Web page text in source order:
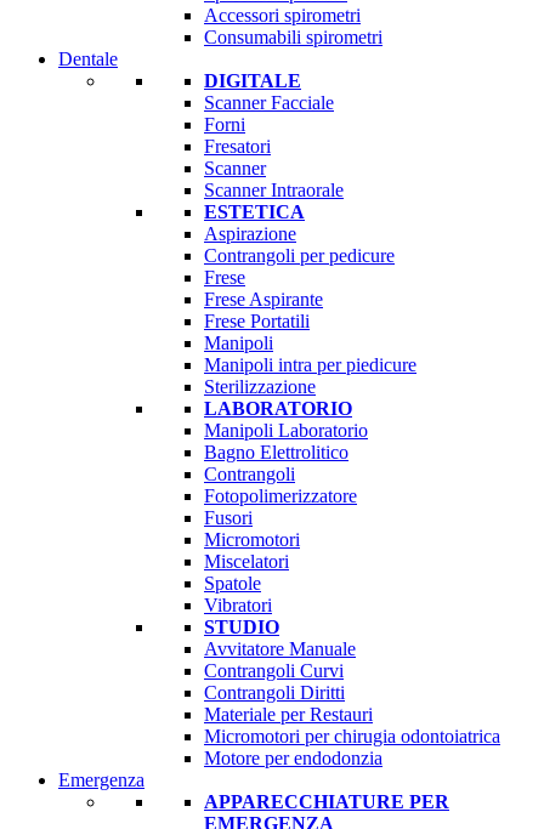
Accessori spirometri
Consumabili spirometri
Dentale
DIGITALE
Scanner Facciale
Forni
Fresatori
Scanner
Scanner Intraorale
ESTETICA
Aspirazione
Contrangoli per pedicure
Frese
Frese Aspirante
Frese Portatili
Manipoli
Manipoli intra per piedicure
Sterilizzazione
LABORATORIO
Manipoli Laboratorio
Bagno Elettrolitico
Contrangoli
Fotopolimerizzatore
Fusori
Micromotori
Miscelatori
Spatole
Vibratori
STUDIO
Avvitatore Manuale
Contrangoli Curvi
Contrangoli Diritti
Materiale per Restauri
Micromotori per chirugia odontoiatrica
Motore per endodonzia
Emergenza
APPARECCHIATURE PER
EMERGENZA